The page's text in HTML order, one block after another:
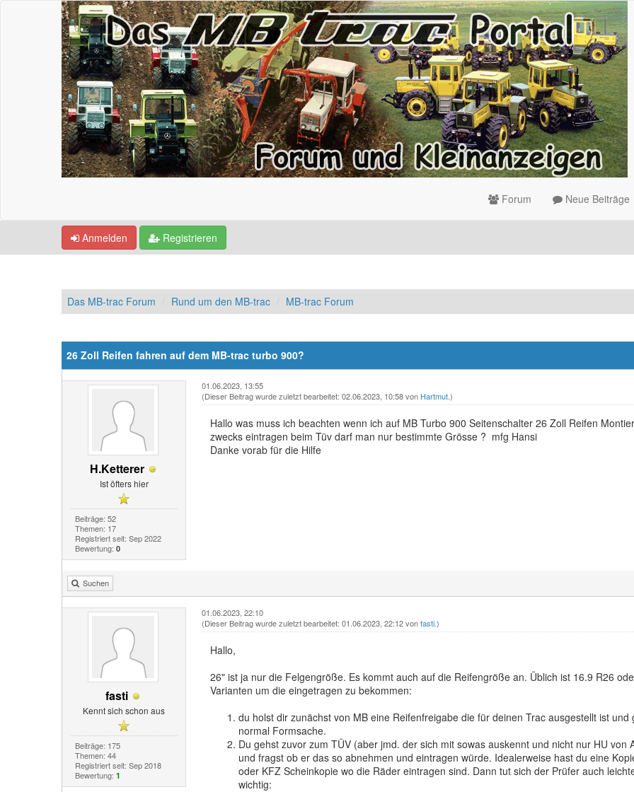
Forum Neue Beiträge
Anmelden Registrieren
Das MB-trac Forum Rund um den MB-trac MB-trac Forum
26 Zoll Reifen fahren auf dem MB-trac turbo 900?
H.Ketterer
Ist öfters hier
Beiträge: 52
Themen: 17
Registriert seit: Sep 2022
Bewertung: 0
01.06.2023, 13:55
(Dieser Beitrag wurde zuletzt bearbeitet: 02.06.2023, 10:58 von Hartmut.)
Hallo was muss ich beachten wenn ich auf MB Turbo 900 Seitenschalter 26 Zoll Reifen
zwecks eintragen beim Tüv darf man nur bestimmte Grösse ? mfg Hansi
Danke vorab für die Hilfe
Suchen
fasti
Kennt sich schon aus
Beiträge: 175
Themen: 44
Registriert seit: Sep 2018
Bewertung: 1
01.06.2023, 22:10
(Dieser Beitrag wurde zuletzt bearbeitet: 01.06.2023, 22:12 vonfasti.)
Hallo,
26" ist ja nur die Felgengröße. Es kommt auch auf die Reifengröße an. Üblich ist 16.9 R26
Varianten um die eingetragen zu bekommen:
du holst dir zunächst von MB eine Reifenfreigabe die für deinen Trac ausgestellt ist
normal Formsache.
Du gehst zuvor zum TÜV (aber jmd. der sich mit sowas auskennt und nicht nur HU von
und fragst ob er das so abnehmen und eintragen würde. Idealerweise hast du eine
oder KFZ Scheinkopie wo die Räder eintragen sind. Dann tut sich der Prüfer auch
wichtig: